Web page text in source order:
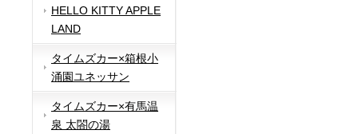
HELLO KITTY APPLE
LAND
タイムズカー×箱根小
涌園ユネッサン
タイムズカー×有馬温
泉 太閤の湯